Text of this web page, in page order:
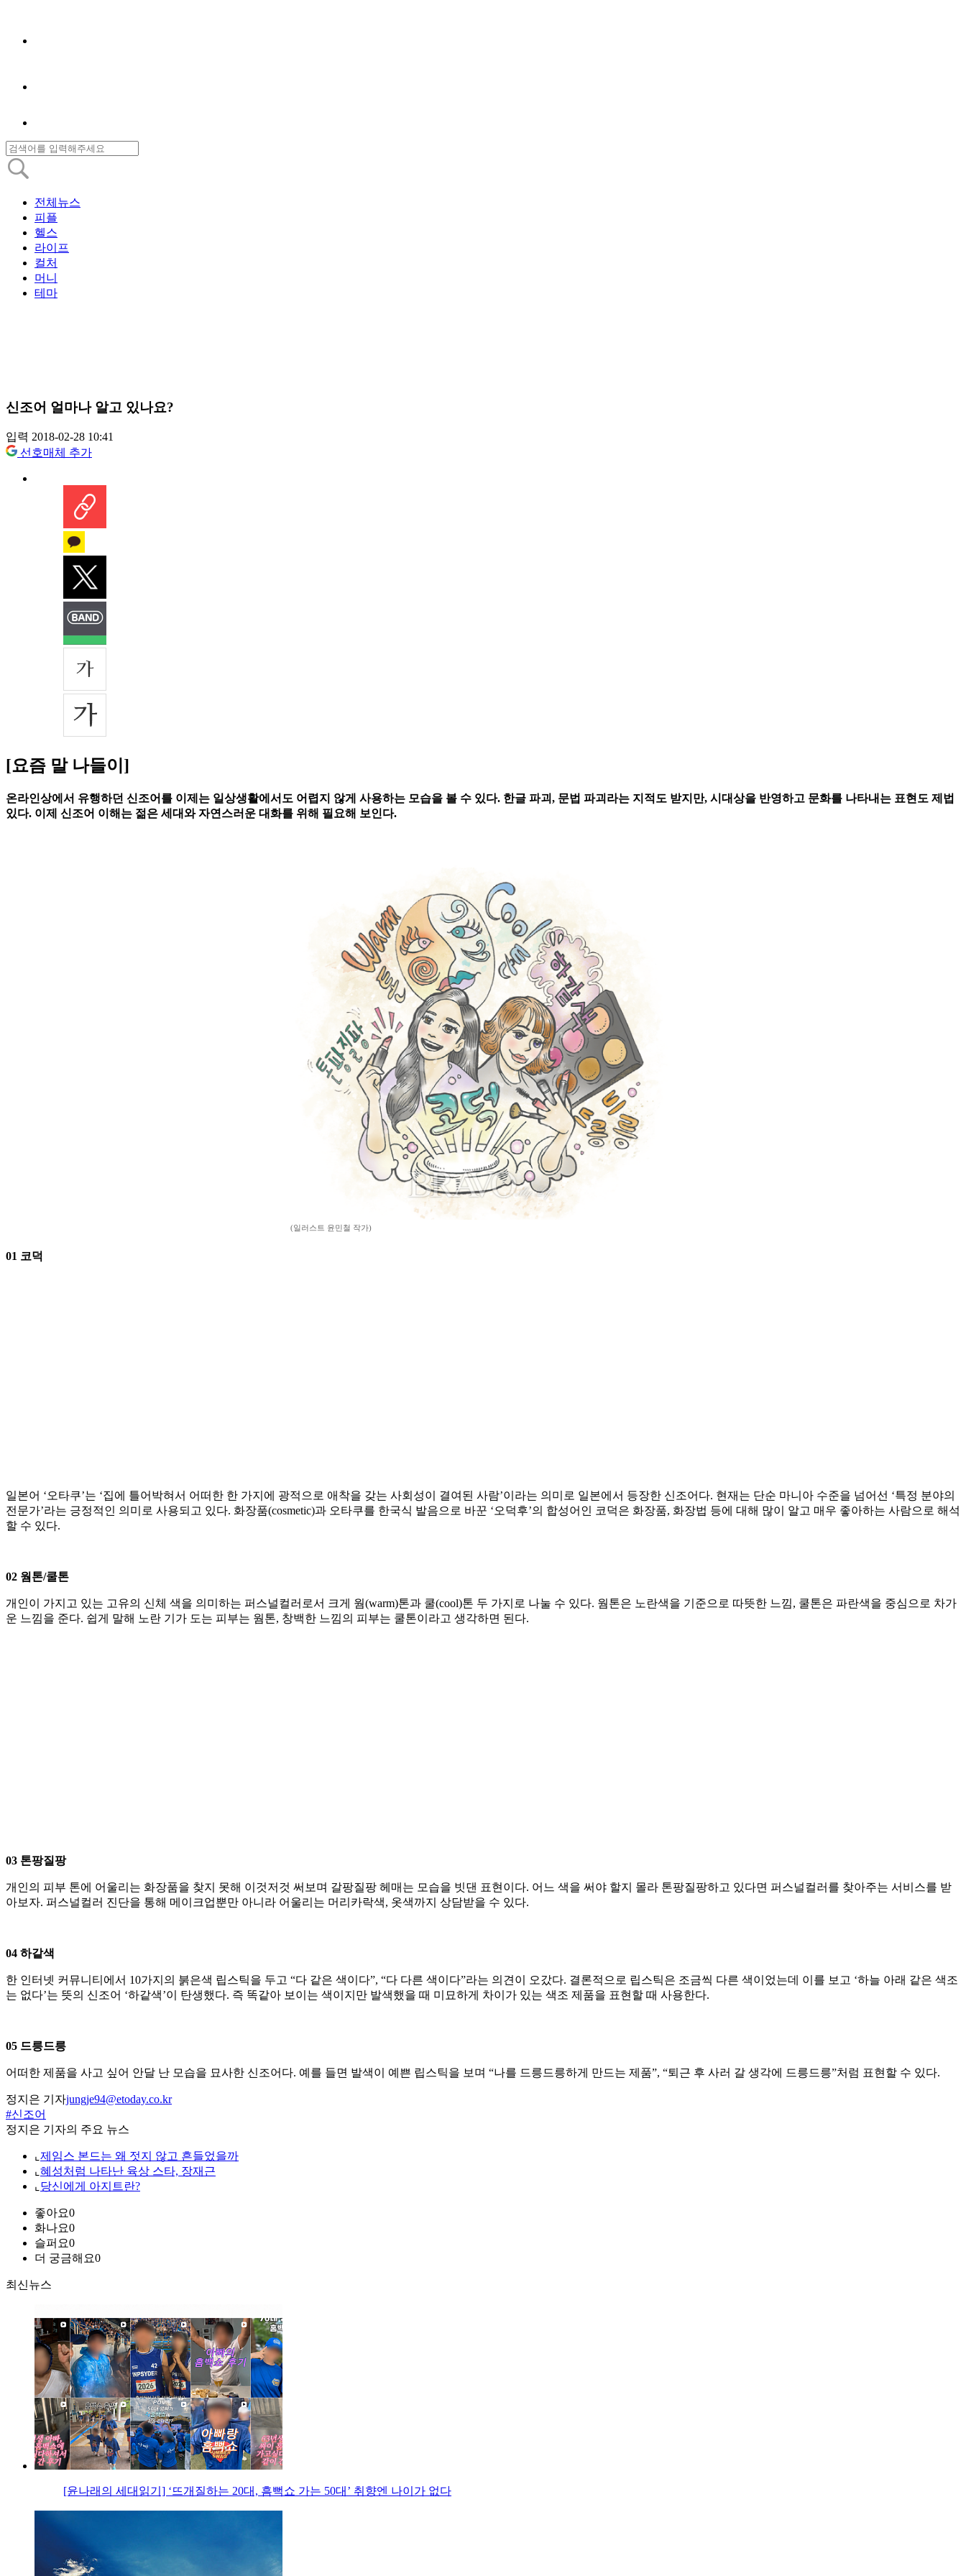
전체뉴스
피플
헬스
라이프
컬처
머니
테마
신조어 얼마나 알고 있나요?
입력 2018-02-28 10:41
선호매체 추가
[요즘 말 나들이]
온라인상에서 유행하던 신조어를 이제는 일상생활에서도 어렵지 않게 사용하는 모습을 볼 수 있다. 한글 파괴, 문법 파괴라는 지적도 받지만, 시대상을 반영하고 문화를 나타내는 표현도 제법
있다. 이제 신조어 이해는 젊은 세대와 자연스러운 대화를 위해 필요해 보인다.
(일러스트 윤민철 작가)
01 코덕
일본어 ‘오타쿠’는 ‘집에 틀어박혀서 어떠한 한 가지에 광적으로 애착을 갖는 사회성이 결여된 사람’이라는 의미로 일본에서 등장한 신조어다. 현재는 단순 마니아 수준을 넘어선 ‘특정 분야의
전문가’라는 긍정적인 의미로 사용되고 있다. 화장품(cosmetic)과 오타쿠를 한국식 발음으로 바꾼 ‘오덕후’의 합성어인 코덕은 화장품, 화장법 등에 대해 많이 알고 매우 좋아하는 사람으로 해석
할 수 있다.
02 웜톤/쿨톤
개인이 가지고 있는 고유의 신체 색을 의미하는 퍼스널컬러로서 크게 웜(warm)톤과 쿨(cool)톤 두 가지로 나눌 수 있다. 웜톤은 노란색을 기준으로 따뜻한 느낌, 쿨톤은 파란색을 중심으로 차가
운 느낌을 준다. 쉽게 말해 노란 기가 도는 피부는 웜톤, 창백한 느낌의 피부는 쿨톤이라고 생각하면 된다.
03 톤팡질팡
개인의 피부 톤에 어울리는 화장품을 찾지 못해 이것저것 써보며 갈팡질팡 헤매는 모습을 빗댄 표현이다. 어느 색을 써야 할지 몰라 톤팡질팡하고 있다면 퍼스널컬러를 찾아주는 서비스를 받
아보자. 퍼스널컬러 진단을 통해 메이크업뿐만 아니라 어울리는 머리카락색, 옷색까지 상담받을 수 있다.
04 하같색
한 인터넷 커뮤니티에서 10가지의 붉은색 립스틱을 두고 “다 같은 색이다”, “다 다른 색이다”라는 의견이 오갔다. 결론적으로 립스틱은 조금씩 다른 색이었는데 이를 보고 ‘하늘 아래 같은 색조
는 없다’는 뜻의 신조어 ‘하같색’이 탄생했다. 즉 똑같아 보이는 색이지만 발색했을 때 미묘하게 차이가 있는 색조 제품을 표현할 때 사용한다.
05 드릉드릉
어떠한 제품을 사고 싶어 안달 난 모습을 묘사한 신조어다. 예를 들면 발색이 예쁜 립스틱을 보며 “나를 드릉드릉하게 만드는 제품”, “퇴근 후 사러 갈 생각에 드릉드릉”처럼 표현할 수 있다.
정지은 기자jungje94@etoday.co.kr
#신조어
정지은 기자의 주요 뉴스
⌞ 제임스 본드는 왜 젓지 않고 흔들었을까
⌞ 혜성처럼 나타난 육상 스타, 장재근
⌞ 당신에게 아지트란?
좋아요0
화나요0
슬퍼요0
더 궁금해요0
최신뉴스
[윤나래의 세대읽기] ‘뜨개질하는 20대, 흠뻑쇼 가는 50대’ 취향엔 나이가 없다